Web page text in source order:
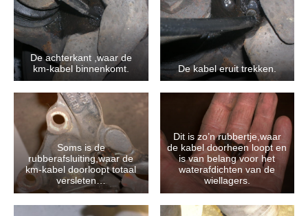
De achterkant ,waar de
km-kabel binnenkomt.
De kabel eruit trekken.
Soms is de
rubberafsluiting,waar de
km-kabel doorloopt totaal
versleten…
Dit is zo’n rubbertje,waar
de kabel doorheen loopt en
is van belang voor het
waterafdichten van de
wiellagers.